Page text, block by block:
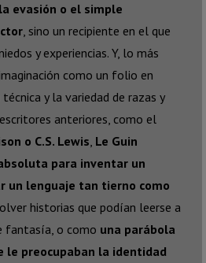
evasión o el simple
, sino un recipiente en el que
y experiencias. Y, lo más
como un folio en
y la variedad de razas y
anteriores, como el
o C.S. Lewis, Le Guin
para inventar un
un lenguaje tan tierno como
historias que podían leerse a
fantasía, o como una parábola
le preocupaban la identidad